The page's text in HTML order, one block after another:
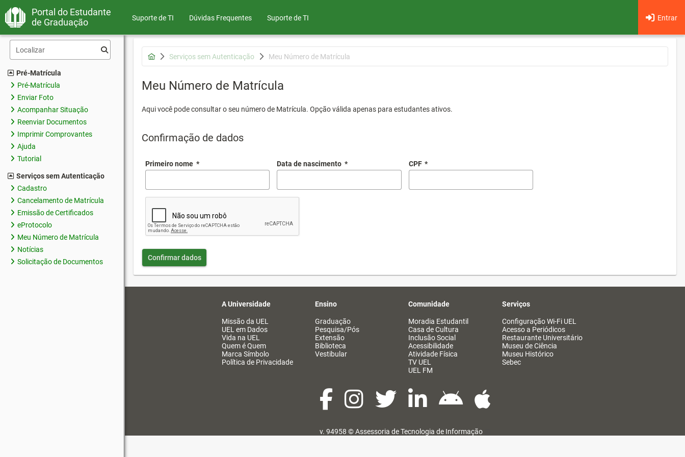
Portal do Estudante
de Graduação
Suporte de TI Dúvidas Frequentes Entrar
Suporte de TI
Pré-Matrícula
Pré-Matrícula
Enviar Foto
Acompanhar Situação
Reenviar Documentos
Imprimir Comprovantes
Ajuda
Tutorial
Serviços sem Autenticação
Cadastro
Cancelamento de Matrícula
Emissão de Certificados
eProtocolo
Meu Número de Matrícula
Notícias
Solicitação de Documentos
Serviços sem Autenticação Meu Número de Matrícula
Meu Número de Matrícula
Aqui você pode consultar o seu número de Matrícula. Opção válida apenas para estudantes ativos.
Confirmação de dados
Primeiro nome * Data de nascimento * CPF *
Confirmar dados
A Universidade
Missão da UEL
UEL em Dados
Vida na UEL
Quem é Quem
Marca Símbolo
Política de Privacidade
Ensino
Graduação
Pesquisa/Pós
Extensão
Biblioteca
Vestibular
Comunidade
Moradia Estudantil
Casa de Cultura
Inclusão Social
Acessibilidade
Atividade Física
TV UEL
UEL FM
Serviços
Configuração Wi-Fi UEL
Acesso a Periódicos
Restaurante Universitário
Museu de Ciência
Museu Histórico
Sebec
v. 94958 ©Assessoria de Tecnologia de Informação